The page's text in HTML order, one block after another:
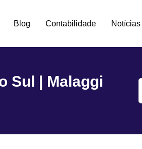
Blog Contabilidade Notícias
Sul | Malaggi